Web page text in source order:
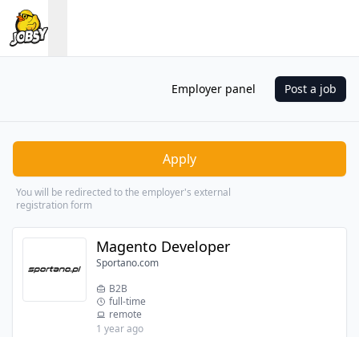
Employer panel Post a job
Magento Developer
Sportano.com
B2B
full-time
remote
1 year ago
Apply
You will be redirected to the employer's external
registration form